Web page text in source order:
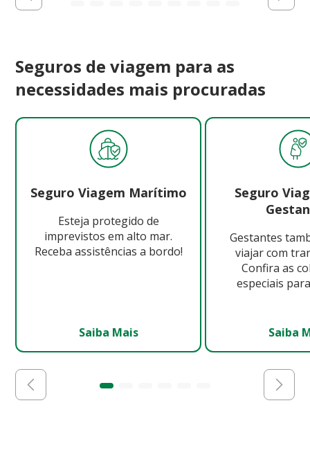
Seguros de viagem para as
necessidades mais procuradas
Seguro Viagem Marítimo
Esteja protegido de
imprevistos em alto mar.
Receba assistências a bordo!
Saiba Mais
Seguro
Gestantes
viajar com
Confira as
especiais
Saiba